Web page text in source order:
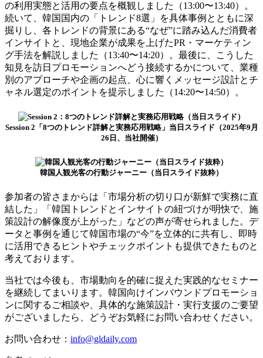
の利用実態と活用の要点を概観しました（13:00〜13:40）。
続いて、韓国国内の「トレンド8選」を具体事例とともに深
掘りし、各トレンドの背景にある“なぜ”に踏み込んだ消費者
インサイトと、現地企業が成果を上げたPR・マーケティン
グ手法を解説しました（13:40〜14:20）。最後に、こうした
知見を訪日プロモーションへどう接続するかについて、業種
別のアプローチや企画の起点、心に響くメッセージ設計とチ
ャネル選定のポイントを提示しました（14:20〜14:50）。
Session 2「8つのトレンド詳解と実務応用戦略」当日スライド（2025年9月
26日、当社開催）
韓国人観光客の行動ジャーニー（当日スライド抜粋）
参加者の皆さまからは「市場分析の切り口が新鮮で実務に直
結した」「韓国トレンドとインサイトの紐づけが明快で、施
策設計の解像度が上がった」などの声が寄せられました。デ
ータと事例を通じて韓国市場の“今”を立体的に共有し、即時
に活用できるヒントやチェックポイントも提供できたものと
考えております。
当社では今後も、市場動向を的確に捉えた実践的なセミナー
を継続してまいります。韓国向けインバウンドプロモーショ
ンに関するご相談や、具体的な施策設計・実行支援のご要望
がございましたら、どうぞお気軽にお問い合わせください。
お問い合わせ： info@gldaily.com